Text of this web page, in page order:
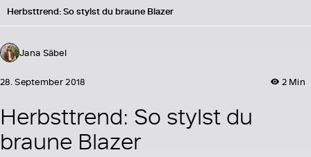
Herbsttrend: So stylst du braune Blazer
Jana Säbel
2 Min
28. September 2018
Herbsttrend: So stylst du
braune Blazer